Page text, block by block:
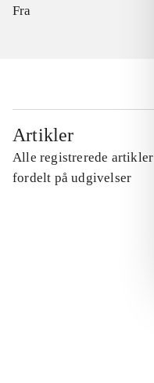
Fra
Artikler
Alle registrerede artikler
fordelt på udgivelser